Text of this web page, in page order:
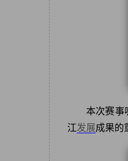
本次赛事
江发展成果的